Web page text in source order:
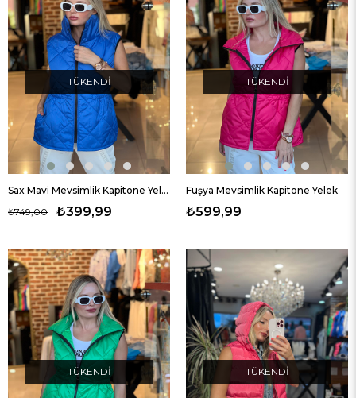
TÜKENDI
Sax Mavi Mevsimlik Kapitone Yelek
₺399,99
₺749,00
TÜKENDI
Fuşya Mevsimlik Kapitone Yelek
₺599,99
TÜKENDI TÜKENDI